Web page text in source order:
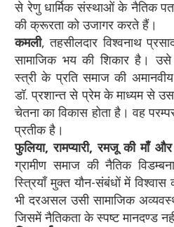
से रेणु धार्मिक संस्थाओं के नैतिक
की क्रूरता को उजागर करते हैं।
कमली, तहसीलदार विश्वनाथ
सामाजिक भय की शिकार है।
स्त्री के प्रति समाज की
डॉ. प्रशान्त से प्रेम के माध्यम से
चेतना का विकास होता है। वह
प्रतीक है।
फुलिया, रामप्यारी, रमजू की माँ
ग्रामीण समाज की नैतिक
स्त्रियाँ मुक्त यौन-संबंधों में
भी दरअसल उसी सामाजिक
जिसमें नैतिकता के स्पष्ट मानदण्ड